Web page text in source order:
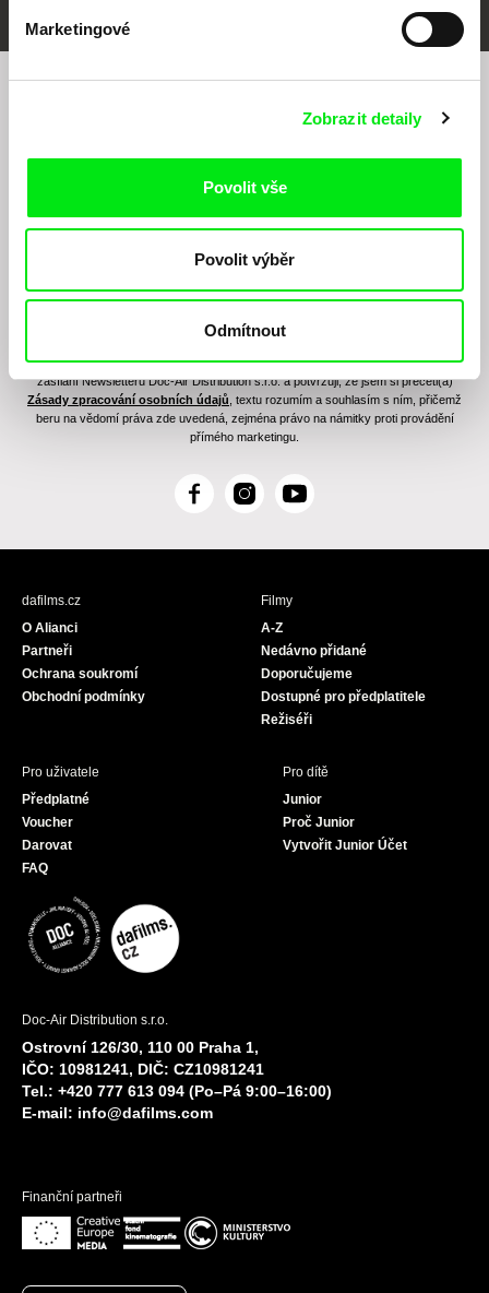
Marketingové
Zobrazit detaily
Povolit vše
Povolit výběr
Odmítnout
Chcete být pravidelně informováni o našem
elektronickými prostředky a souvisejícím zpracováním osobních údajů pro účely
zasílání Newsletteru Doc-Air Distribution s.r.o. a potvrzuji, že jsem si přečetl(a)
Zásady zpracování osobních údajů , textu rozumím a souhlasím s ním, přičemž
beru na vědomí práva zde uvedená, zejména právo na námitky proti provádění
přímého marketingu.
F
c
I
s
Y
u
dafilms.cz
O Alianci
Partneři
Ochrana soukromí
Obchodní podmínky
Filmy
A-Z
Nedávno přidané
Doporučujeme
Dostupné pro předplatitele
Režiséři
Pro uživatele
Předplatné
Voucher
Darovat
FAQ
Pro dítě
Junior
Proč Junior
Vytvořit Junior Účet
Doc-Air Distribution s.r.o.
Ostrovní 126/30, 110 00 Praha 1,
IČO: 10981241, DIČ: CZ10981241
Tel.: +420 777 613 094 (Po–Pá 9:00–16:00)
E-mail: info@dafilms.com
Finanční partneři